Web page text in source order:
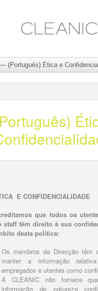
E CONFIDENCIALIDADE
que todos os
staff têm direito à sua
desta política:
Os membros da Direcção têm
manter a informação
empregados e utentes como
A CLEANIC não fornece
informação de natureza